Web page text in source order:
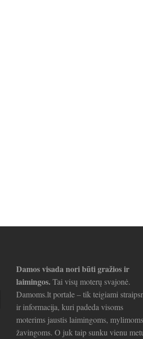
Damos visada nori būti gražios ir
laimingos.Tai visų moterų svajonė.
Damoms.lt portale – tik teigiami
ir informacija, kuri padeda visoms
moterims jaustis laimingoms,
žavingoms. O juk taip sunku vienu